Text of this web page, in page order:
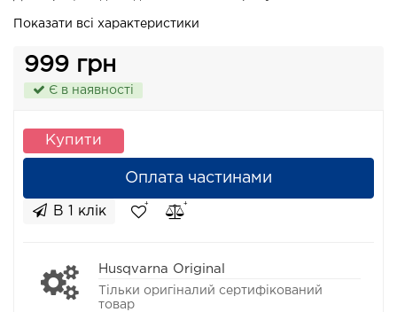
Показати всі характеристики
999 грн
Є в наявності
Купити
Оплата частинами
В 1 клік
Husqvarna Original
Тільки оригіналий сертифікований
товар